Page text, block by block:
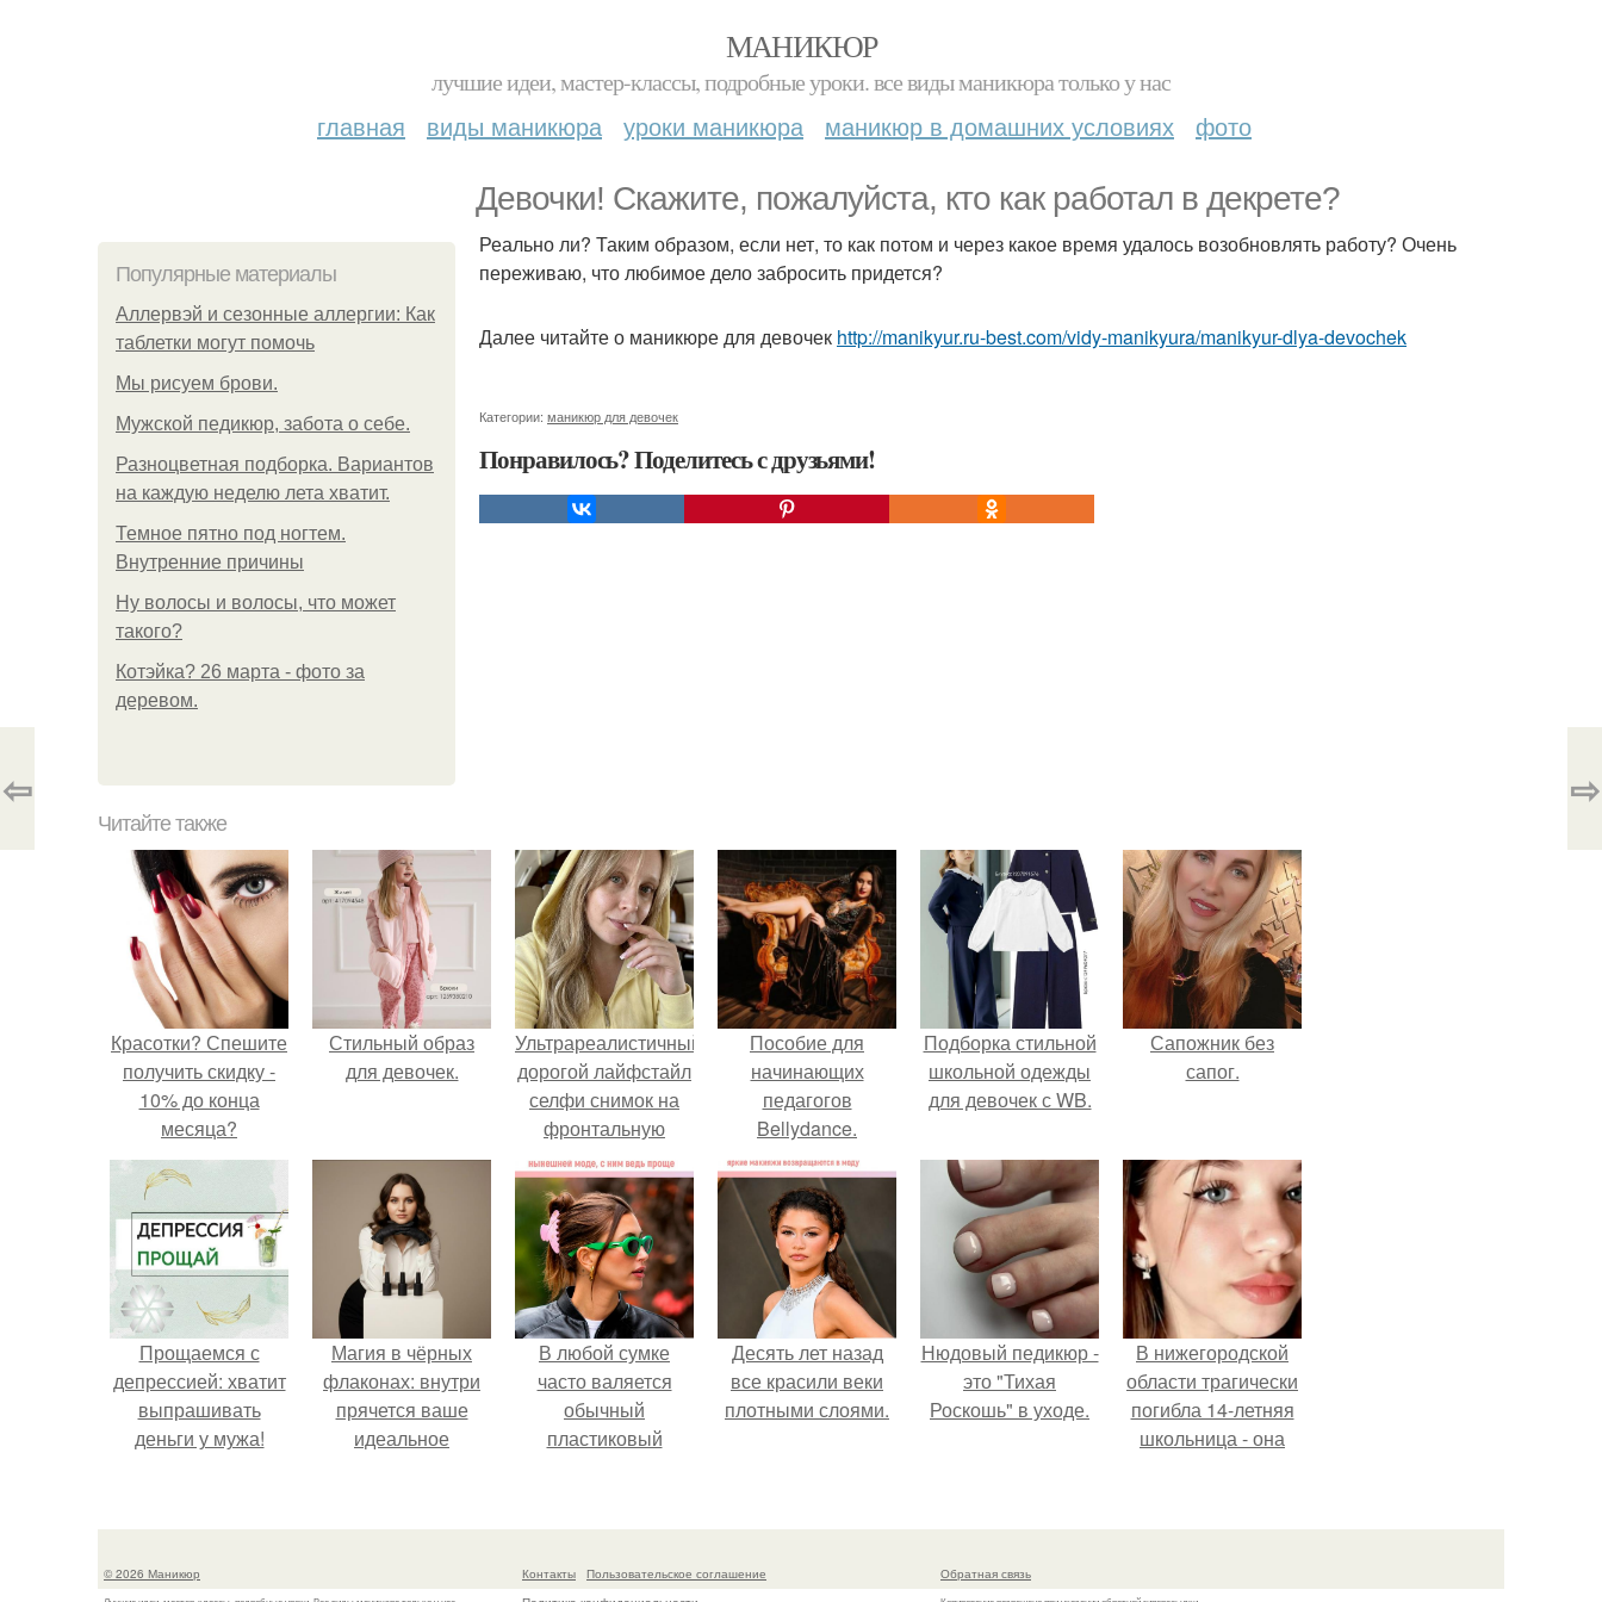
МАНИКЮР
лучшие идеи, мастер-классы, подробные уроки. все виды маникюра только у нас
главная виды маникюра уроки маникюра маникюр в домашних условиях фото
Девочки! Скажите, пожалуйста, кто как работал в декрете?
Популярные материалы
Аллервэй и сезонные аллергии: Как
таблетки могут помочь
Мы рисуем брови.
Мужской педикюр, забота о себе.
Разноцветная подборка. Вариантов
на каждую неделю лета хватит.
Темное пятно под ногтем.
Внутренние причины
Ну волосы и волосы, что может
такого?
Котэйка? 26 марта - фото за
деревом.
Реально ли? Таким образом, если нет, то как потом и через какое время удалось возобновлять работу? Очень
переживаю, что любимое дело забросить придется?
Далее читайте о маникюре для девочек http://manikyur.ru-best.com/vidy-manikyura/manikyur-dlya-devochek
Категории: маникюр для девочек
Понравилось? Поделитесь с друзьями!
⇦ ⇨
Читайте также
Красотки? Спешите
получить скидку -
10% до конца
месяца?
Стильный образ
для девочек.
Ультрареалистичный
дорогой лайфстайл
селфи снимок на
фронтальную
камеру.
Пособие для
начинающих
педагогов
Bellydance.
Подборка стильной
школьной одежды
для девочек с WB.
Сапожник без
сапог.
Прощаемся с
депрессией: хватит
выпрашивать
деньги у мужа!
Магия в чёрных
флаконах: внутри
прячется ваше
идеальное
В любой сумке
часто валяется
обычный
пластиковый
Десять лет назад
все красили веки
плотными слоями.
Нюдовый педикюр -
это "Тихая
Роскошь" в уходе.
В нижегородской
области трагически
погибла 14-летняя
школьница - она
к контрольной по
© 2026 Маникюр Контакты
Пользовательское соглашение
Обратная связь